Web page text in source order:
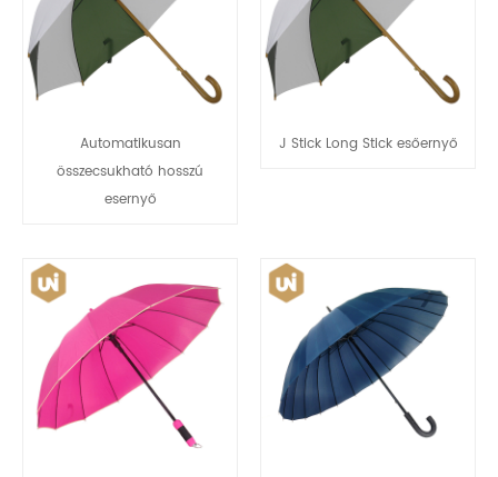
Automatikusan
összecsukható hosszú
esernyő
J Stick Long Stick esőernyő